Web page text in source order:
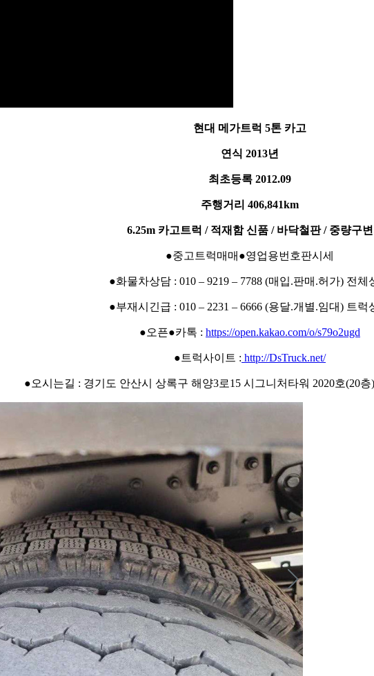
현대 메가트럭 5톤 카고
연식 2013년
최초등록 2012.09
주행거리 406,841km
6.25m 카고트럭 / 적재함 신품 / 바닥철판 / 중량구변
●중고트럭매매●영업용번호판시세
●화물차상담 : 010 – 9219 – 7788 (매입.판매.허가) 전체
●부재시긴급 : 010 – 2231 – 6666 (용달.개별.임대) 트럭
●오픈●카톡 : https://open.kakao.com/o/s79o2ugd
●트럭사이트 : http://DsTruck.net/
●오시는길 : 경기도 안산시 상록구 해양3로15 시그니처타워 2020호(20